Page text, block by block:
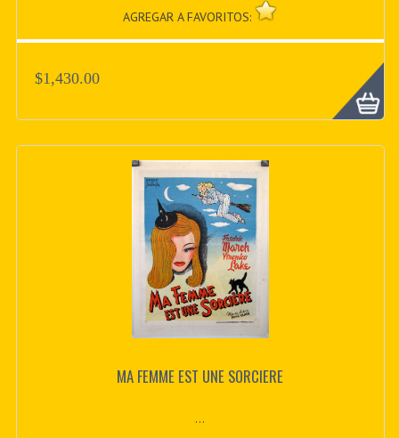
AGREGAR A FAVORITOS:
$1,430.00
MA FEMME EST UNE SORCIERE
...